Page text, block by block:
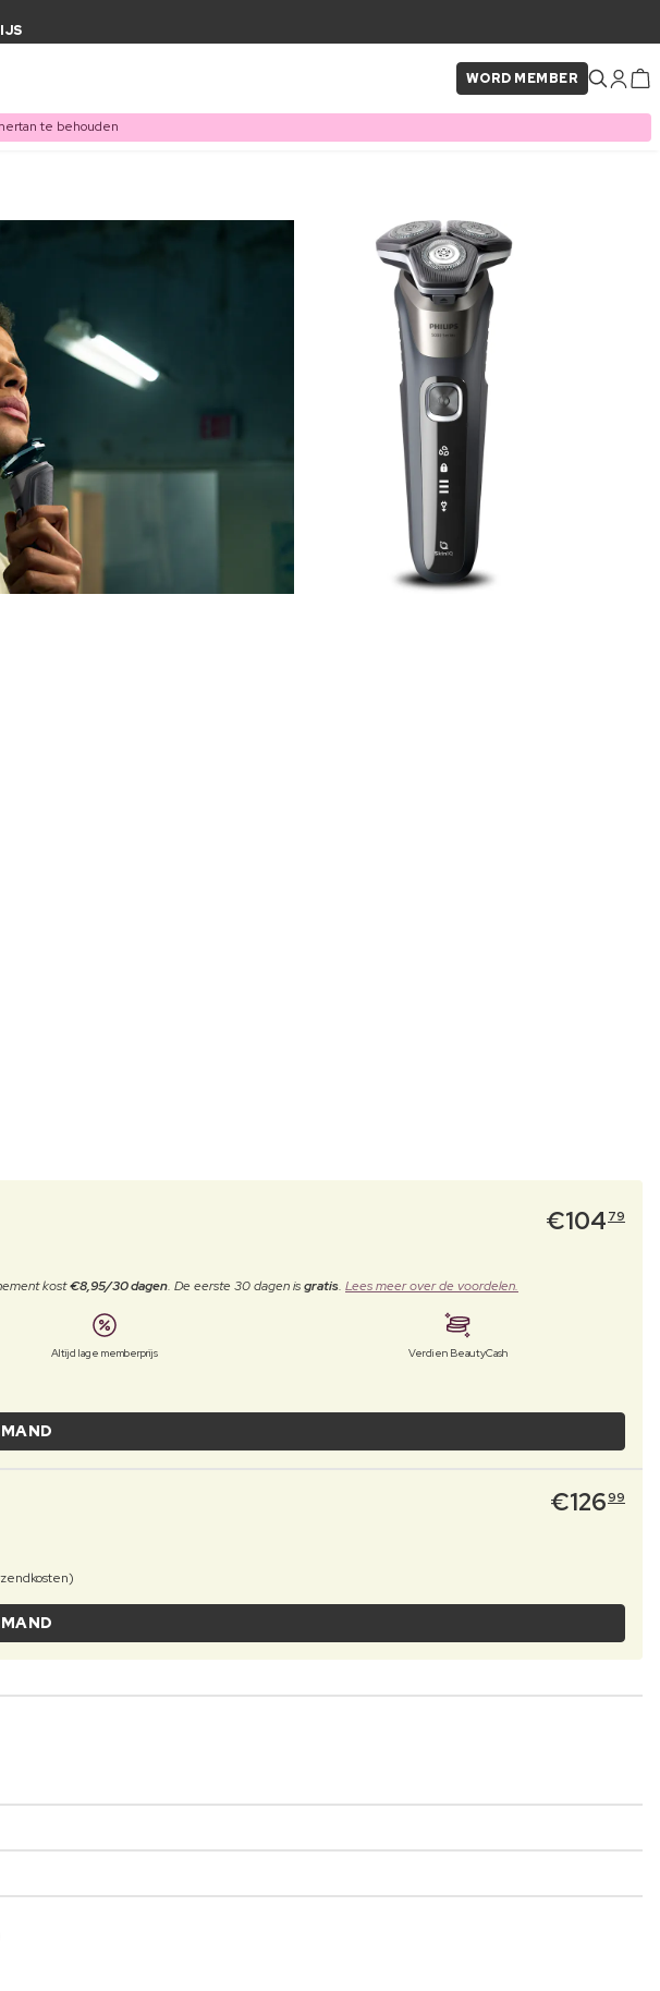
WORD MEMBER
te behouden
€104 79
kost€8,95/30 dagen. De eerste 30 dagen isgratis. Lees meer over de voordelen.
Altijd lage memberprijs Verdien BeautyCash
€12699